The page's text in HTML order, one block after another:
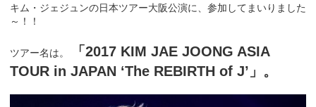
キム・ジェジュンの日本ツアー大阪公演に、参加してまいりました
～！！
ツアー名は。
「2017 KIM JAE JOONG ASIA
TOUR in JAPAN ‘The REBIRTH of J’」。